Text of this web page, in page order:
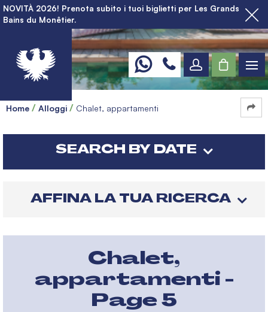
NOVITÀ 2026! Prenota subito i tuoi biglietti per Les Grands
Bains du Monêtier.
Home Alloggi Chalet, appartamenti
SEARCH BY DATE
AFFINA LA TUA RICERCA
Chalet,
appartamenti -
Page 5